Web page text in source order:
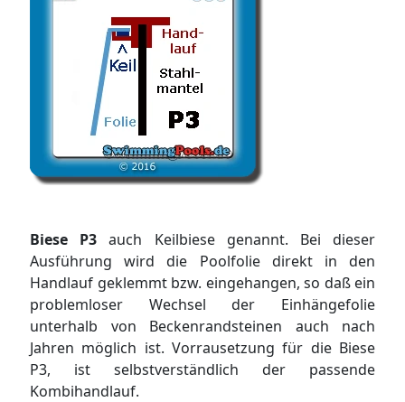
Biese P3 auch Keilbiese genannt. Bei dieser
Ausführung wird die Poolfolie direkt in den
Handlauf geklemmt bzw. eingehangen, so daß ein
problemloser Wechsel der Einhängefolie
unterhalb von Beckenrandsteinen auch nach
Jahren möglich ist. Vorrausetzung für die Biese
P3, ist selbstverständlich der passende
Kombihandlauf.